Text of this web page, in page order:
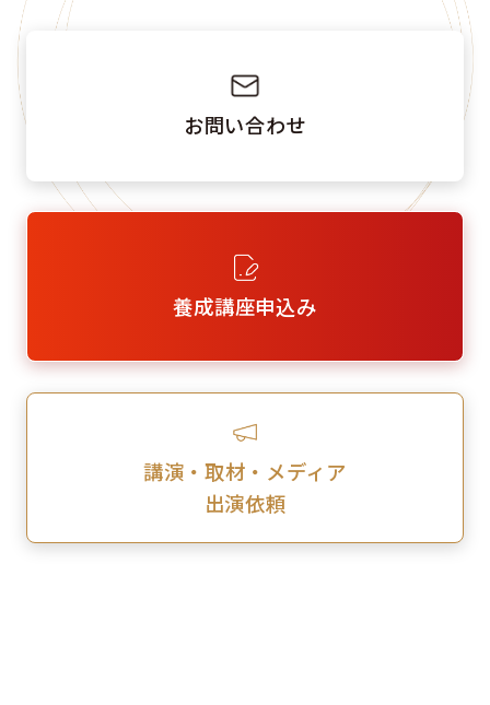
お問い合わせ
養成講座申込み
講演・取材・メディア
出演依頼